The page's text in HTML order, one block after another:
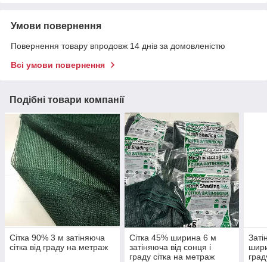
Умови повернення
Повернення товару впродовж 14 днів за домовленістю
Всі умови повернення
Подібні товари компанії
Сітка 90% 3 м затіняюча
сітка від граду на метраж
Сітка 45% ширина 6 м
затіняюча від сонця і
граду сітка на метраж